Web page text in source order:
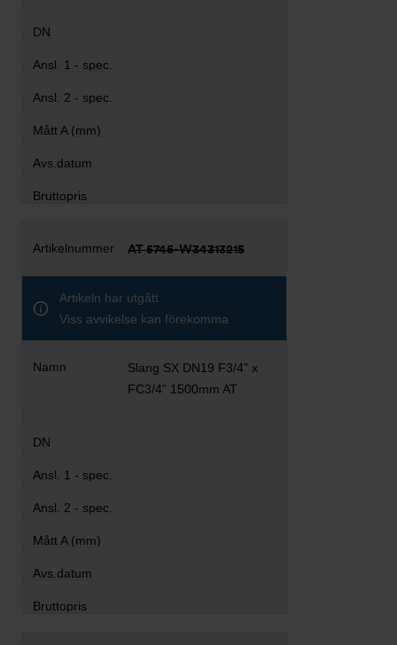
AT 5745-W34313215
Artikeln har utgått
Viss avvikelse kan förekomma
Slang SX DN19 F3/4" x
FC3/4" 1500mm AT